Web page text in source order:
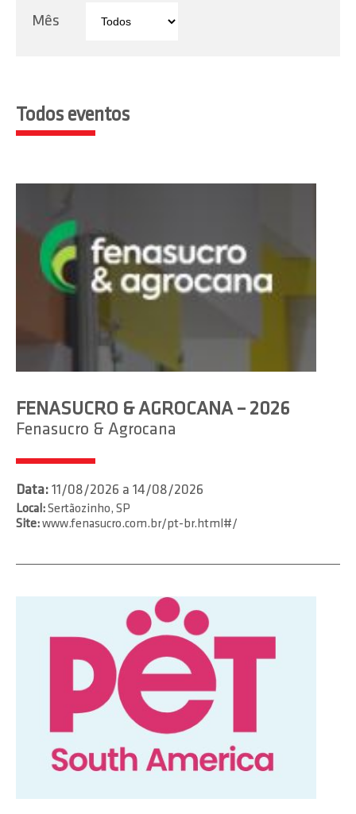
Mês
Todos eventos
FENASUCRO & AGROCANA – 2026
Fenasucro & Agrocana
Data: 11/08/2026 a 14/08/2026
Local:Sertãozinho, SP
Site:www.fenasucro.com.br/pt-br.html#/